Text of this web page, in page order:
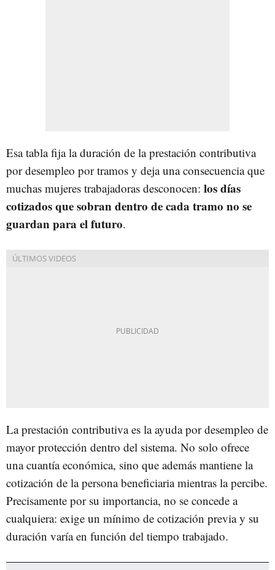
Esa tabla fija la duración de la prestación contributiva
por desempleo por tramos y deja una consecuencia que
muchas mujeres trabajadoras desconocen: los días
cotizados que sobran dentro de cada tramo no se
guardan para el futuro.
La prestación contributiva es la ayuda por desempleo de
mayor protección dentro del sistema. No solo ofrece
una cuantía económica, sino que además mantiene la
cotización de la persona beneficiaria mientras la percibe.
Precisamente por su importancia, no se concede a
cualquiera: exige un mínimo de cotización previa y su
duración varía en función del tiempo trabajado.